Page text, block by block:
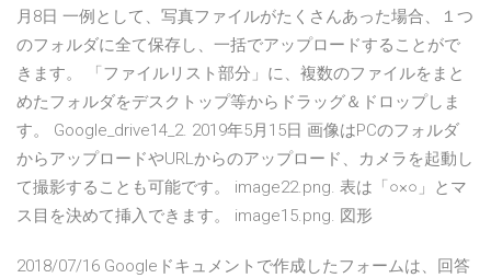
月8日 一例として、写真ファイルがたくさんあった場合、１つ
のフォルダに全て保存し、一括でアップロードすることがで
きます。 「ファイルリスト部分」に、複数のファイルをまと
めたフォルダをデスクトップ等からドラッグ＆ドロップしま
す。 Google_drive14_2. 2019年5月15日 画像はPCのフォルダ
からアップロードやURLからのアップロード、カメラを起動し
て撮影することも可能です。 image22.png. 表は「○×○」とマ
ス目を決めて挿入できます。 image15.png. 図形
2018/07/16 Googleドキュメントで作成したフォームは、回答